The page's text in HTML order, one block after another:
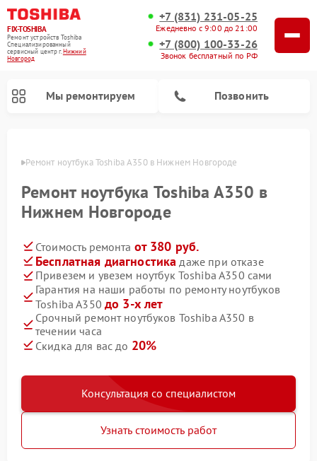
FIX-TOSHIBA
Ремонт устройств Toshiba
Специализированный
cервисный центр г.Нижний
Новгород
+7 (831) 231-05-25
Ежедневно с 9:00 до 21:00
+7 (800) 100-33-26
Звонок бесплатный по РФ
Мы ремонтируем Позвонить
Ремонт ноутбука Toshiba A350 в Нижнем Новгороде
Ремонт ноутбука Toshiba A350 в
Нижнем Новгороде
Стоимость ремонта от 380 руб.
Бесплатная диагностика даже при отказе
Привезем и увезем ноутбук Toshiba A350 сами
Гарантия на наши работы по ремонту ноутбуков
Toshiba A350 до 3-х лет
Срочный ремонт ноутбуков Toshiba A350 в
течении часа
Скидка для вас до 20%
Консультация со специалистом
Узнать стоимость работ